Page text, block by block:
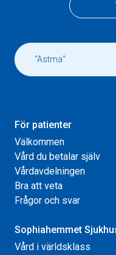
För patienter
Välkommen
Vård du betalar själv
Vårdavdelningen
Bra att veta
Frågor och svar
Sophiahemmet
Vård i världsklass